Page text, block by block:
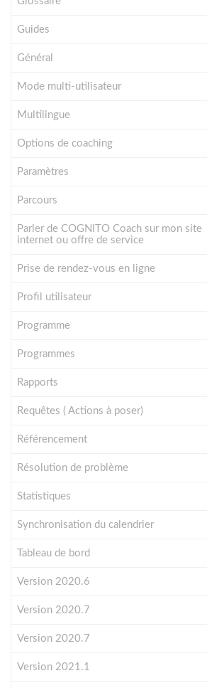
Guides
Général
Mode multi-utilisateur
Multilingue
Options de coaching
Paramètres
Parcours
Parler de COGNITO Coach sur mon site
internet ou offre de service
Prise de rendez-vous en ligne
Profil utilisateur
Programme
Programmes
Rapports
Requêtes ( Actions à poser)
Référencement
Résolution de problème
Statistiques
Synchronisation du calendrier
Tableau de bord
Version 2020.6
Version 2020.7
Version 2020.7
Version 2021.1